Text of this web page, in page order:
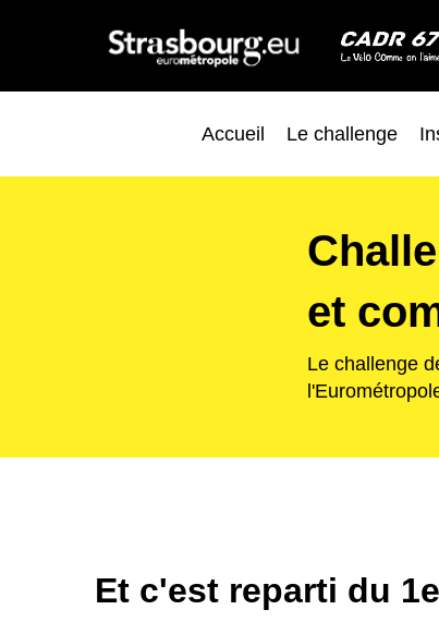
Accueil Le challenge
et
Le challenge
Et c'est reparti du